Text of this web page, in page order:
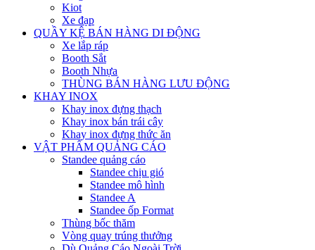
Kiot
Xe đạp
QUẦY KỆ BÁN HÀNG DI ĐỘNG
Xe lắp ráp
Booth Sắt
Booth Nhựa
THÙNG BÁN HÀNG LƯU ĐỘNG
KHAY INOX
Khay inox đựng thạch
Khay inox bán trái cây
Khay inox đựng thức ăn
VẬT PHẨM QUẢNG CÁO
Standee quảng cáo
Standee chịu gió
Standee mô hình
Standee A
Standee ốp Format
Thùng bốc thăm
Vòng quay trúng thưởng